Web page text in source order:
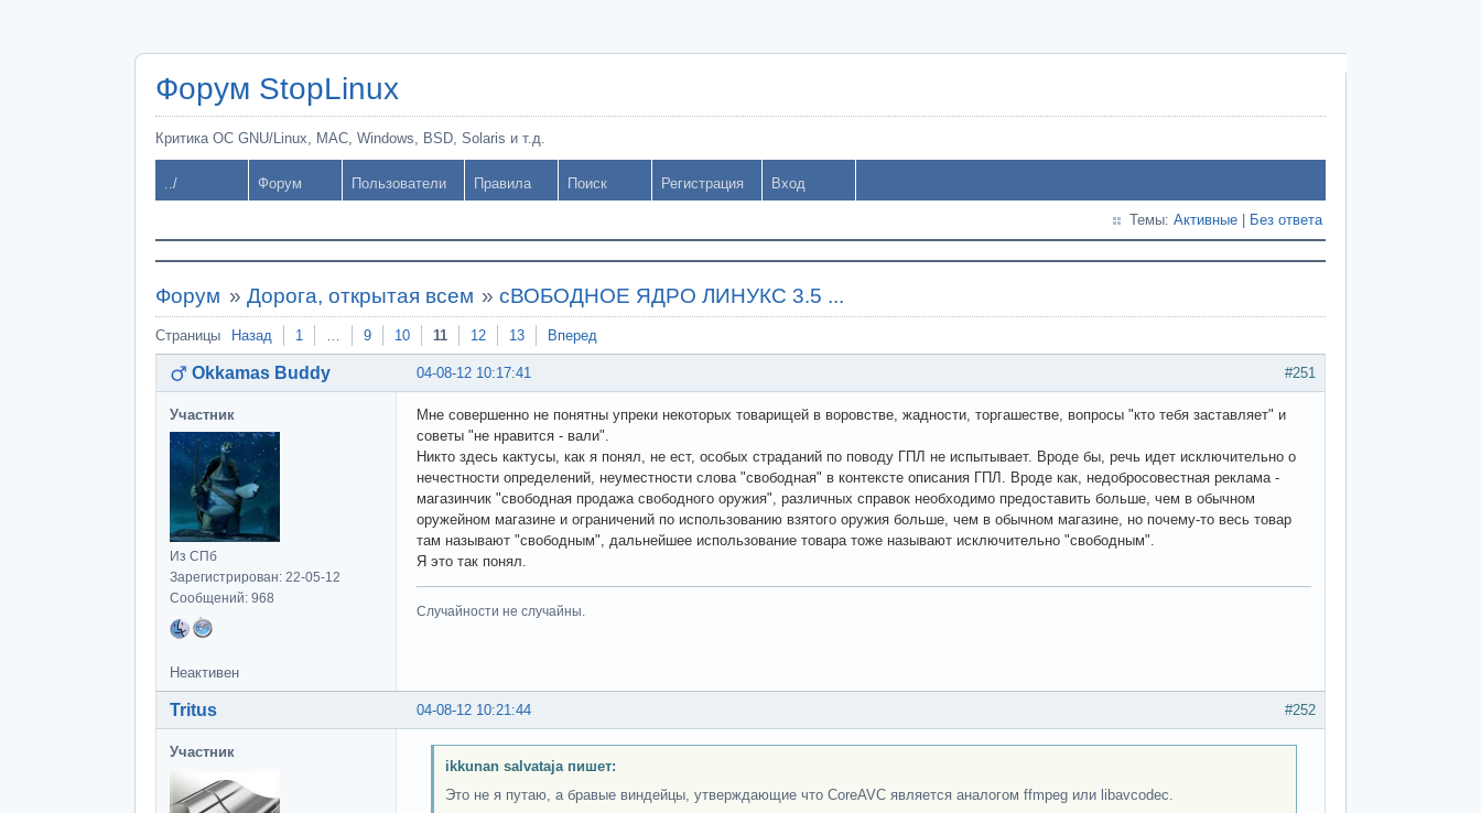
Форум StopLinux
Критика ОС GNU/Linux, MAC, Windows, BSD, Solaris и т.д.
../ Форум Пользователи Правила Поиск Регистрация Вход
Темы: Активные Без ответа
Форум » Дорога, открытая всем »сВОБОДНОЕ ЯДРО ЛИНУКС 3.5 ...
Страницы Назад 1 … 9 10 11 12 13 Вперед
#251
04-08-12 10:17:41
Okkamas Buddy
Участник
Из СПб
Зарегистрирован: 22-05-12
Сообщений: 968
Мне совершенно не понятны упреки некоторых товарищей в воровстве, жадности, торгашестве, вопросы "кто тебя заставляет" и
советы "не нравится - вали".
Никто здесь кактусы, как я понял, не ест, особых страданий по поводу ГПЛ не испытывает. Вроде бы, речь идет исключительно о
нечестности определений, неуместности слова "свободная" в контексте описания ГПЛ. Вроде как, недобросовестная реклама -
магазинчик "свободная продажа свободного оружия", различных справок необходимо предоставить больше, чем в обычном
оружейном магазине и ограничений по использованию взятого оружия больше, чем в обычном магазине, но почему-то весь товар
там называют "свободным", дальнейшее использование товара тоже называют исключительно "свободным".
Я это так понял.
Случайности не случайны.
Неактивен
#252
04-08-12 10:21:44
Tritus
Участник
ikkunan salvataja пишет:
Это не я путаю, а бравые виндейцы, утверждающие что CoreAVC является аналогом ffmpeg или libavcodec.